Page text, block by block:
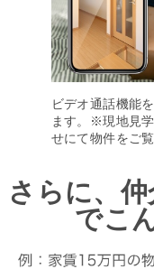
ビデオ通話機能
ます。※現地見
せにて物件をご
さらに、
でこ